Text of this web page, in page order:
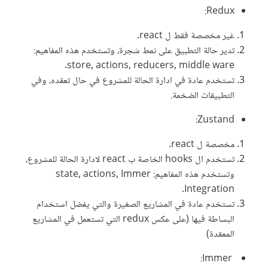
Redux:
غير مخصصة فقط ل react.
تدير حالة التطبيق على نمط شجرة، وتستخدم هذه المفاهيم:
store, actions, reducers, middle ware.
تستخدم عادة في ادارة الحالة للمشروع في حال تعقده، وفي
التطبيقات الضخمة.
Zustand:
مخصصة ل react.
تستخدم ال hooks الخاصة ب react لادارة الحالة للمشروع،
وتستخدم هذه المفاهيم: state, actions, Immer
Integration.
تستخدم عادة في المشاريع الصغيرة والتي يفضل استخدام
البساطة فيها (على عكس redux التي تستعمل في المشاريع
المعقدة)